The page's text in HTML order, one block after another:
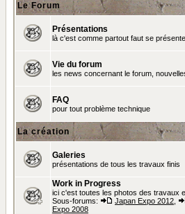
Le Forum
Présentations
là c'est comme partout faut se
Vie du forum
les news concernant le forum,
FAQ
pour tout problème technique
La création
Galeries
présentations de tous les travaux finis
Work in Progress
ici c'est toutes les photos des travaux
Sous-forums:
Japan Expo 2012
Expo 2008